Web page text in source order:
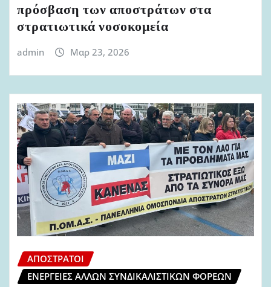
πρόσβαση των αποστράτων στα
στρατιωτικά νοσοκομεία
admin Μαρ 23, 2026
ΑΠΌΣΤΡΑΤΟΙ
ΕΝΈΡΓΕΙΕΣ ΆΛΛΩΝ ΣΥΝΔΙΚΑΛΙΣΤΙΚΏΝ ΦΟΡΈΩΝ